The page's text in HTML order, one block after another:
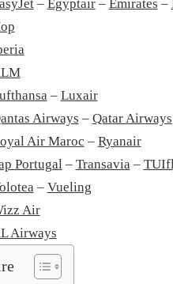
– Egyptair– Emirates –
– Luxair
Airways – Qatar Airways
Air Maroc – Ryanair
Portugal – Transavia –
– Vueling
Air
Airways